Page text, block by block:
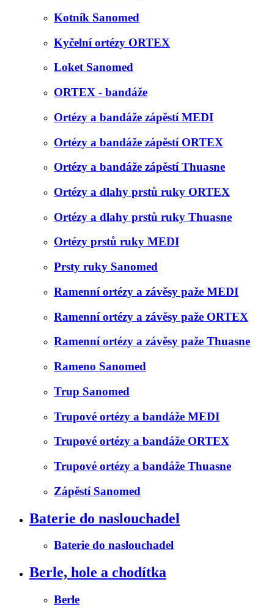
Kotník Sanomed
Kyčelní ortézy ORTEX
Loket Sanomed
ORTEX - bandáže
Ortézy a bandáže zápěstí MEDI
Ortézy a bandáže zápěstí ORTEX
Ortézy a bandáže zápěstí Thuasne
Ortézy a dlahy prstů ruky ORTEX
Ortézy a dlahy prstů ruky Thuasne
Ortézy prstů ruky MEDI
Prsty ruky Sanomed
Ramenní ortézy a závěsy paže MEDI
Ramenní ortézy a závěsy paže ORTEX
Ramenní ortézy a závěsy paže Thuasne
Rameno Sanomed
Trup Sanomed
Trupové ortézy a bandáže MEDI
Trupové ortézy a bandáže ORTEX
Trupové ortézy a bandáže Thuasne
Zápěstí Sanomed
Baterie do naslouchadel
Baterie do naslouchadel
Berle, hole a chodítka
Berle